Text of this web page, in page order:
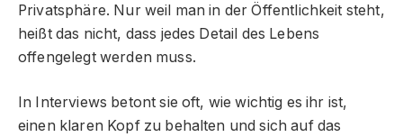
Privatsphäre. Nur weil man in der Öffentlichkeit steht,
heißt das nicht, dass jedes Detail des Lebens
offengelegt werden muss.
In Interviews betont sie oft, wie wichtig es ihr ist,
einen klaren Kopf zu behalten und sich auf das